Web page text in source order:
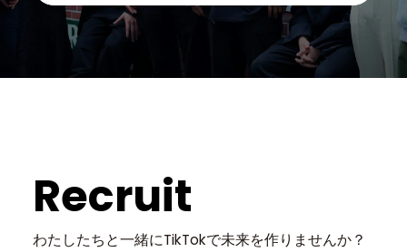
Recruit
わたしたちと一緒にTikTokで未来を作りませんか？